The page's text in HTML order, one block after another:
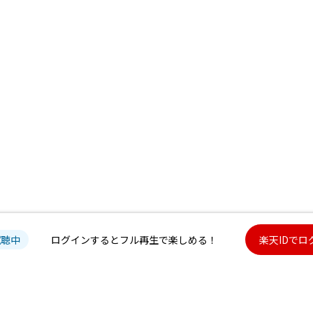
中 ログインするとフル再生で楽しめる！ 楽天IDでロ